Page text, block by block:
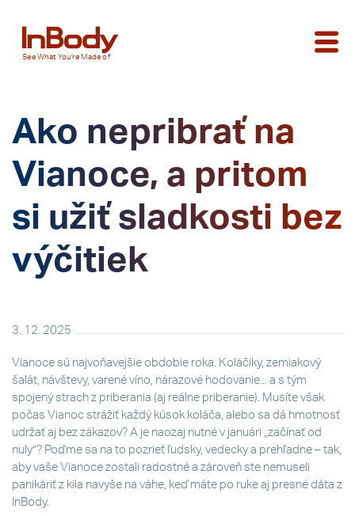
See What You’re Made of
Ako nepribrať na
Vianoce, a pritom
si užiť sladkosti bez
výčitiek
3. 12. 2025
Vianoce sú najvoňavejšie obdobie roka. Koláčiky, zemiakový
šalát, návštevy, varené víno, nárazové hodovanie... a s tým
spojený strach z priberania (aj reálne priberanie). Musíte však
počas Vianoc strážiť každý kúsok koláča, alebo sa dá hmotnosť
udržať aj bez zákazov? A je naozaj nutné v januári „začínať od
nuly”? Poďme sa na to pozrieť ľudsky, vedecky a prehľadne – tak,
aby vaše Vianoce zostali radostné a zároveň ste nemuseli
panikáriť z kila navyše na váhe, keď máte po ruke aj presné dáta z
InBody.